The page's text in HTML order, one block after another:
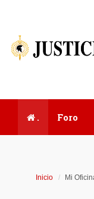
. Foro
Inicio Mi